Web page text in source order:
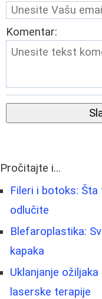
Komentar:
Pročitajte i...
Fileri i botoks:
odlučite
Blefaroplastika:
kapaka
Uklanjanje
laserske terapije